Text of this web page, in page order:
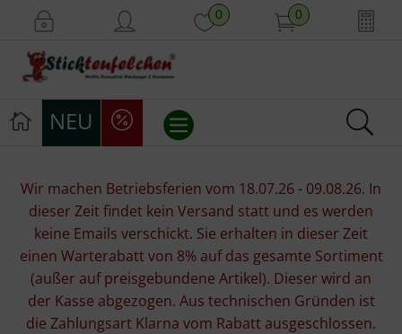
0 0
NEU
Stickpackungen
Stickgarne
Stoffe
Wir machen Betriebsferien vom 18.07.26 - 09.08.26. In
dieser Zeit findet kein Versand statt und es werden
keine Emails verschickt. Sie erhalten in dieser Zeit
einen Warterabatt von 8% auf das gesamte Sortiment
(außer auf preisgebundene Artikel). Dieser wird an
der Kasse abgezogen. Aus technischen Gründen ist
die Zahlungsart Klarna vom Rabatt ausgeschlossen.